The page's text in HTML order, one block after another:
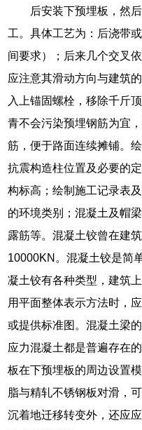
后安装下预埋板，然
工。具体工艺为：后浇带
间要求）；后来几个交叉
应注意其滑动方向与建筑
入上锚固螺栓，移除千斤
青不会污染预埋钢筋为宜
筋，便于路面连续摊铺。
抗震构造柱位置及必要的
构标高；绘制施工记录表
的环境类别；混凝土及帽
露筋等。混凝土铰曾在建
10000KN。混凝土铰是简
凝土铰有各种类型，建筑
用平面整体表示方法时，
或提供标准图。混凝土梁
应力混凝土都是普遍存在
板在下预埋板的周边设置
脂与精轧不锈钢板对滑，
沉着地迁移转变外，还应